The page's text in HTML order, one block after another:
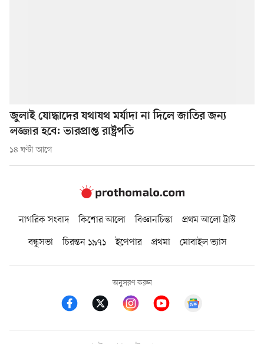
জুলাই যোদ্ধাদের যথাযথ মর্যাদা না দিলে জাতির জন্য
লজ্জার হবে: ভারপ্রাপ্ত রাষ্ট্রপতি
১৪ ঘণ্টা আগে
নাগরিক সংবাদ কিশোর আলো বিজ্ঞানচিন্তা
প্রথম আলো ট্রাস্ট
বন্ধুসভা
চিরন্তন ১৯৭১ ইপেপার প্রথমা মোবাইল ভ্যাস
অনুসরণ করুন